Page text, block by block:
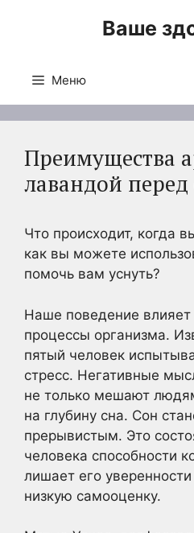
Ваше
Меню
Преимущества
лавандой
Что происходит, когда
как вы можете
помочь вам уснуть?
Наше поведение влияет
процессы организма.
пятый человек
стресс. Негативные
не только мешают
на глубину сна. Сон
прерывистым. Это
человека способности
лишает его
низкую самооценку.